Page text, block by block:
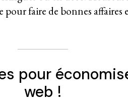
faire de bonnes affaires
pour
web !